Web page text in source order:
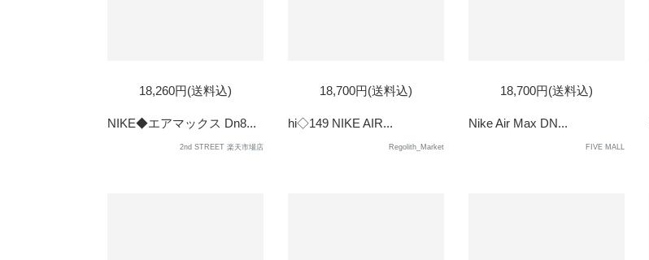
SOLD
OUT
18,260円(送料込)
NIKE◆エアマックス Dn8...
2nd STREET 楽天市場店
18,700円(送料込)
hi◇149 NIKE AIR...
Regolith_Market
SOLD
OUT
18,700円(送料込)
Nike Air Max DN...
FIVE MALL